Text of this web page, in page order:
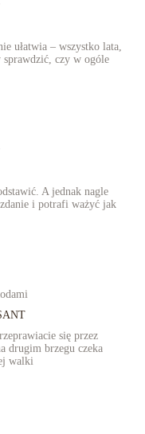
ułatwia – wszystko lata,
sprawdzić, czy w ogóle
A jednak nagle
i potrafi ważyć jak
się przez
drugim brzegu czeka
walki